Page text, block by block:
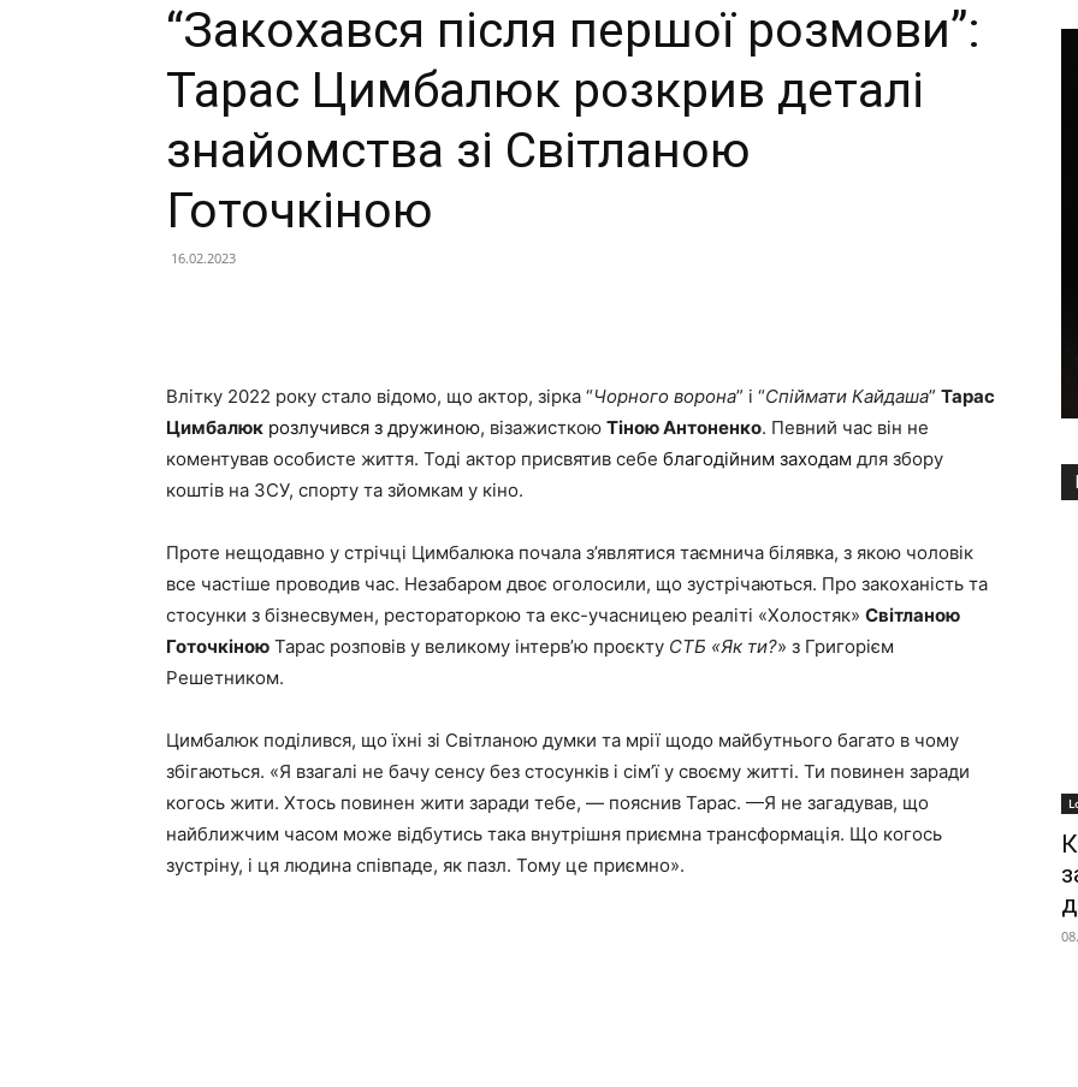
“Закохався після першої розмови”:
Тарас Цимбалюк розкрив деталі
знайомства зі Світланою
Готочкіною
16.02.2023
Влітку 2022 року стало відомо, що актор, зірка “Чорного ворона” і “Спіймати Кайдаша” Тарас
Цимбалюк розлучився з дружиною, візажисткою Тіною Антоненко. Певний час він не
коментував особисте життя. Тоді актор присвятив себе благодійним заходам для збору
коштів на ЗСУ, спорту та зйомкам у кіно.
Проте нещодавно у стрічці Цимбалюка почала з’являтися таємнича білявка, з якою чоловік
все частіше проводив час. Незабаром двоє оголосили, що зустрічаються. Про закоханість та
стосунки з бізнесвумен, рестораторкою та екс-учасницею реаліті «Холостяк» Світланою
Готочкіною Тарас розповів у великому інтерв’ю проєкту СТБ «Як ти?» з Григорієм
Решетником.
Цимбалюк поділився, що їхні зі Світланою думки та мрії щодо майбутнього багато в чому
збігаються. «Я взагалі не бачу сенсу без стосунків і сім’ї у своєму житті. Ти повинен заради
когось жити. Хтось повинен жити заради тебе, — пояснив Тарас. —Я не загадував, що
найближчим часом може відбутись така внутрішня приємна трансформація. Що когось
зустріну, і ця людина співпаде, як пазл. Тому це приємно».